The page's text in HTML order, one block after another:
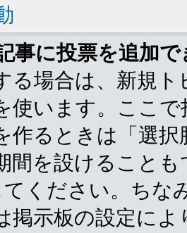
事に投票を追加
る場合は、新規
使います。ここ
作るときは「選
間を設けること
ください。ちな
掲示板の設定に